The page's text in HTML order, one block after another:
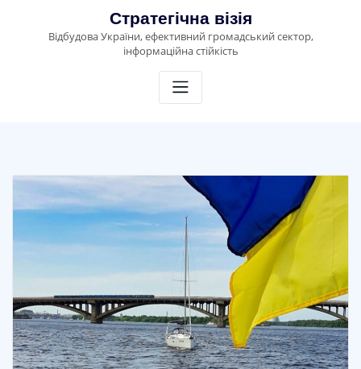
Стратегічна візія
Відбудова України, ефективний громадський сектор,
інформаційна стійкість